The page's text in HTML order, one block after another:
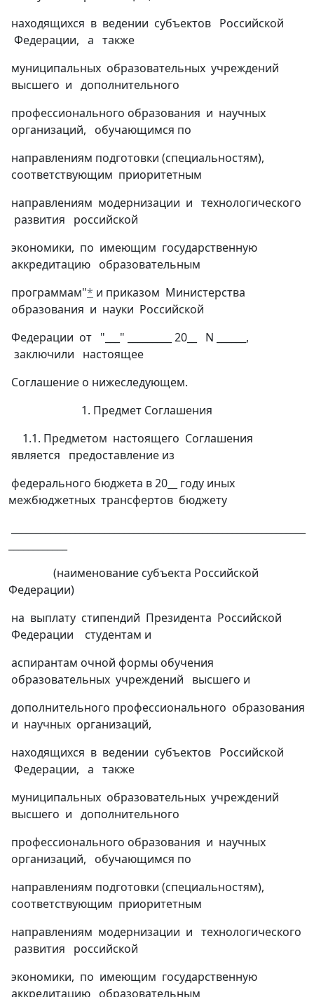
находящихся в ведении субъектов Российской
Федерации, а также
муниципальных образовательных учреждений
высшего и дополнительного
профессионального образования и научных
организаций, обучающимся по
направлениям подготовки (специальностям),
соответствующим приоритетным
направлениям модернизации и технологического
развития российской
экономики, по имеющим государственную
аккредитацию образовательным
программам"* и приказом Министерства
образования и науки Российской
Федерации от "___" _________ 20__ N ______,
заключили настоящее
Соглашение о нижеследующем.
1. Предмет Соглашения
1.1. Предметом настоящего Соглашения
является предоставление из
федерального бюджета в 20__ году иных
межбюджетных трансфертов бюджету
(наименование субъекта Российской
Федерации)
на выплату стипендий Президента Российской
Федерации студентам и
аспирантам очной формы обучения
образовательных учреждений высшего и
дополнительного профессионального образования
и научных организаций,
находящихся в ведении субъектов Российской
Федерации, а также
муниципальных образовательных учреждений
высшего и дополнительного
профессионального образования и научных
организаций, обучающимся по
направлениям подготовки (специальностям),
соответствующим приоритетным
направлениям модернизации и технологического
развития российской
экономики, по имеющим государственную
аккредитацию образовательным